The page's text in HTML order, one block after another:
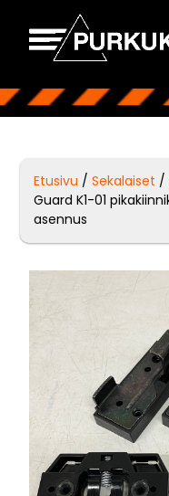
Etusivu /Sekalaiset /
Guard K1-01
asennus